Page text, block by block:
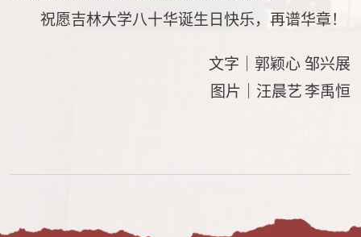
祝愿吉林大学八十华诞生日快乐，再谱华章！
文字｜郭颖心 邹兴展
图片｜汪晨艺 李禹恒